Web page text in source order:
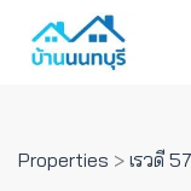
Properties > เรวดี